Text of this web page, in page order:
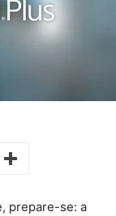
prepare-se: a